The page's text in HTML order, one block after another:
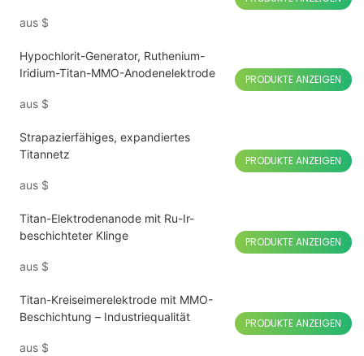
aus $
Hypochlorit-Generator, Ruthenium-
Iridium-Titan-MMO-Anodenelektrode
aus $
PRODUKTE ANZEIGEN
Strapazierfähiges, expandiertes
Titannetz
aus $
PRODUKTE ANZEIGEN
Titan-Elektrodenanode mit Ru-Ir-
beschichteter Klinge
aus $
PRODUKTE ANZEIGEN
Titan-Kreiseimerelektrode mit MMO-
Beschichtung – Industriequalität
aus $
PRODUKTE ANZEIGEN